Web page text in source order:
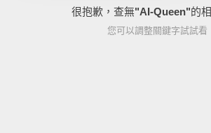
很抱歉，查無"AI-Queen"的
您可以調整關鍵字試試看